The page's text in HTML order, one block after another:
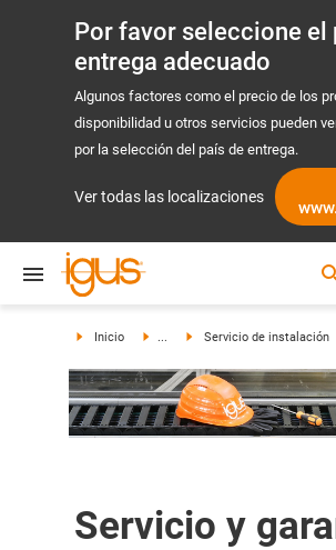
Por favor seleccione el
entrega adecuado
Algunos factores como el precio de los
disponibilidad u otros servicios pueden
por la selección del país de entrega.
Ver todas las localizaciones
Inicio ... Servicio de instalación
Servicio y